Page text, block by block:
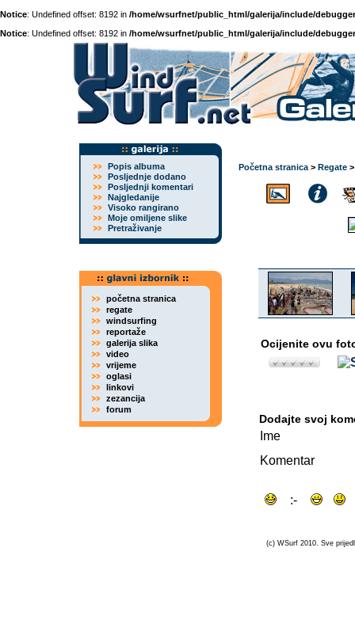
Notice: Undefined offset: 8192 in /home/wsurfnet/public_html/galerija/include/
Notice: Undefined offset: 8192 in /home/wsurfnet/public_html/galerija/include/
Popis albuma
Posljednje dodano
Posljednji komentari
Najgledanije
Visoko rangirano
Moje omiljene slike
Pretraživanje
početna stranica
regate
windsurfing
reportaže
galerija slika
video
vrijeme
oglasi
linkovi
zezancija
forum
Početna stranica > Regate
Ocijenite ovu
Dodajte svoj
Ime
Komentar
(c) WSurf 2010. Sve